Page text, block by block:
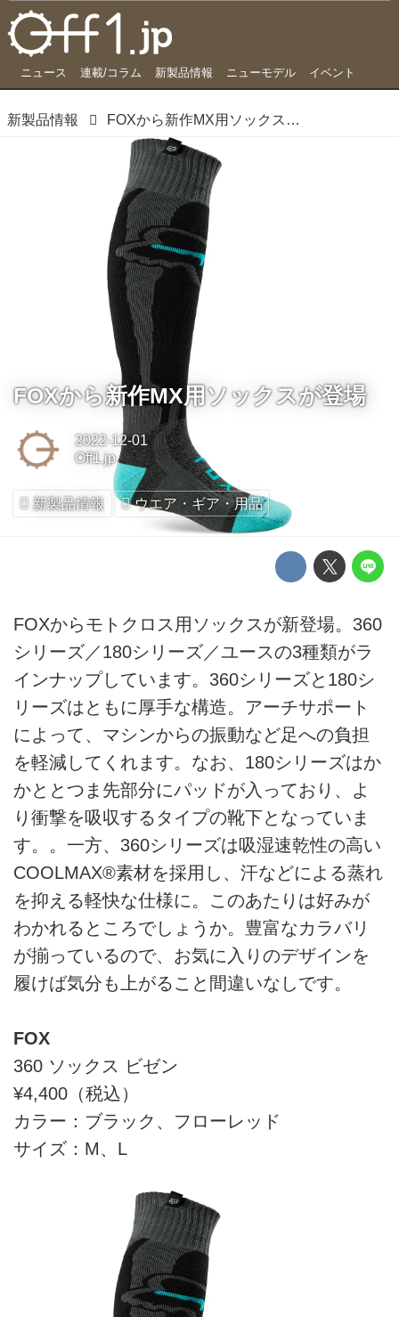
ニュース 連載/コラム 新製品情報 ニューモデル イベント
新製品情報 FOXから新作MX用ソックスが登場
FOXから新作MX用ソックスが登場
2022-12-01
Off1.jp
新製品情報 ウエア・ギア・用品
FOXからモトクロス用ソックスが新登場。360
シリーズ／180シリーズ／ユースの3種類がラ
インナップしています。360シリーズと180シ
リーズはともに厚手な構造。アーチサポート
によって、マシンからの振動など足への負担
を軽減してくれます。なお、180シリーズはか
かととつま先部分にパッドが入っており、よ
り衝撃を吸収するタイプの靴下となっていま
す。。一方、360シリーズは吸湿速乾性の高い
COOLMAX®素材を採用し、汗などによる蒸れ
を抑える軽快な仕様に。このあたりは好みが
わかれるところでしょうか。豊富なカラバリ
が揃っているので、お気に入りのデザインを
履けば気分も上がること間違いなしです。
FOX
360 ソックス ビゼン
¥4,400（税込）
カラー：ブラック、フローレッド
サイズ：M、L